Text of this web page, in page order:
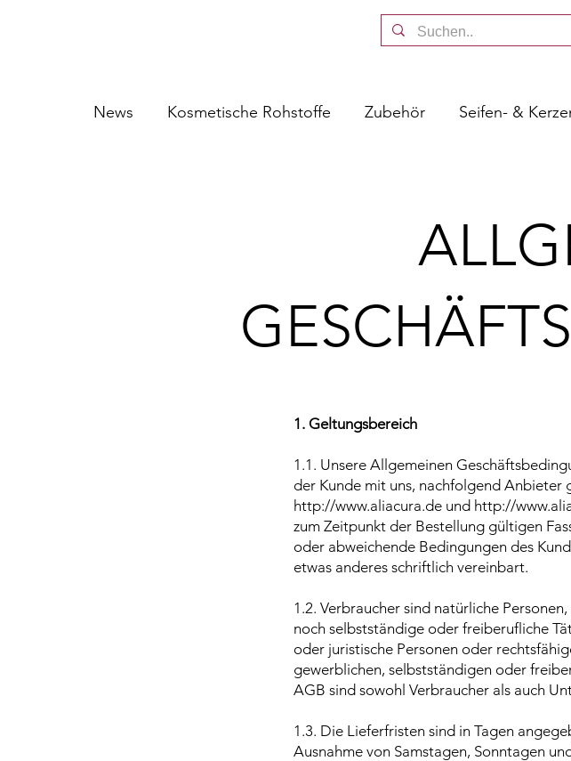
News Kosmetische Rohstoffe Zubehör Seifen- &
1. Geltungsbereich
1.1. Unsere Allgemeinen
der Kunde mit uns, nachfolgend Anbieter
http://www.aliacura.de und http://
zum Zeitpunkt der Bestellung gültigen
oder abweichende Bedingungen des
etwas anderes schriftlich vereinbart.
1.2. Verbraucher sind natürliche
noch selbstständige oder freiberufliche
oder juristische Personen oder
gewerblichen, selbstständigen oder
AGB sind sowohl Verbraucher als auch
1.3. Die Lieferfristen sind in Tagen
Ausnahme von Samstagen, Sonntagen